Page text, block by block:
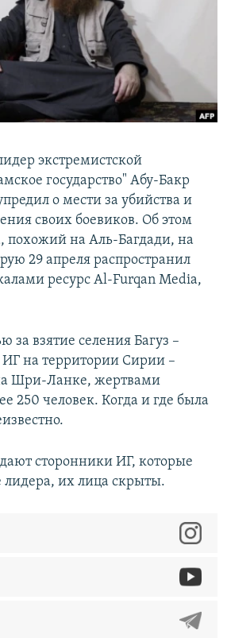
РАССЫЛКУ
экстремистской
государство" Абу-Бакр
о мести за убийства и
своих боевиков. Об этом
похожий на Аль-Багдади, на
29 апреля распространил
ресурс Al-Furqan Media,
за взятие селения Багуз –
ИГ на территории Сирии –
Шри-Ланке, жертвами
250 человек. Когда и где была
сторонники ИГ, которые
их лица скрыты.